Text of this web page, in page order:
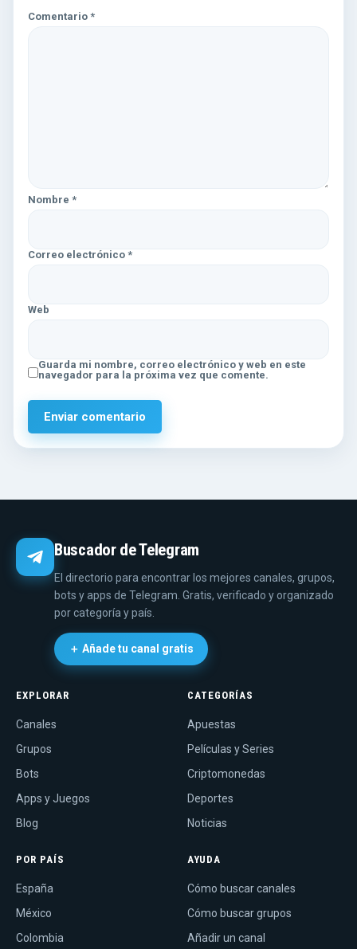
Comentario *
Nombre *
Correo electrónico *
Web
Guarda mi nombre, correo electrónico y web en este
navegador para la próxima vez que comente.
Buscador de Telegram
El directorio para encontrar los mejores canales, grupos,
bots y apps de Telegram. Gratis, verificado y organizado
por categoría y país.
＋ Añade tu canal gratis
EXPLORAR
Canales
Grupos
Bots
Apps y Juegos
Blog
CATEGORÍAS
Apuestas
Películas y Series
Criptomonedas
Deportes
Noticias
POR PAÍS
España
México
Colombia
AYUDA
Cómo buscar canales
Cómo buscar grupos
Añadir un canal